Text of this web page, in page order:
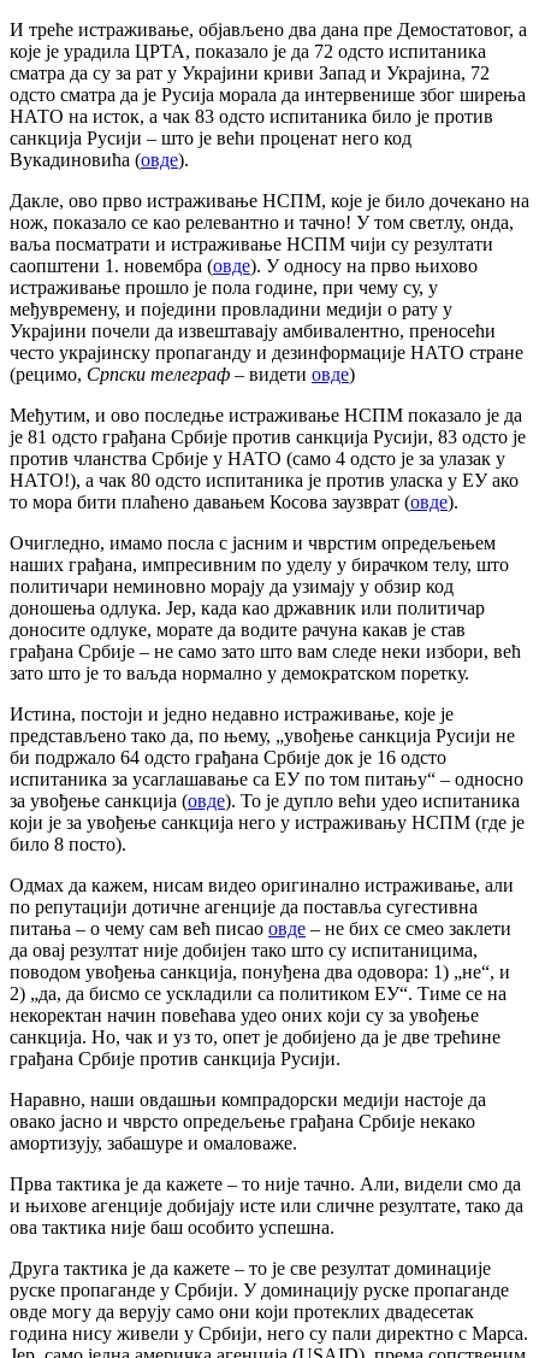
И треће истраживање, објављено два дана пре Демостатовог, а
које је урадила ЦРТА, показало је да 72 одсто испитаника
сматра да су за рат у Украјини криви Запад и Украјина, 72
одсто сматра да је Русија морала да интервенише због ширења
НАТО на исток, а чак 83 одсто испитаника било је против
санкција Русији – што је већи проценат него код
Вукадиновића (овде).
Дакле, ово прво истраживање НСПМ, које је било дочекано на
нож, показало се као релевантно и тачно! У том светлу, онда,
ваља посматрати и истраживање НСПМ чији су резултати
саопштени 1. новембра (овде). У односу на прво њихово
истраживање прошло је пола године, при чему су, у
међувремену, и поједини провладини медији о рату у
Украјини почели да извештавају амбивалентно, преносећи
често украјинску пропаганду и дезинформације НАТО стране
(рецимо, Српски телеграф – видети овде)
Међутим, и ово последње истраживање НСПМ показало је да
је 81 одсто грађана Србије против санкција Русији, 83 одсто је
против чланства Србије у НАТО (само 4 одсто је за улазак у
НАТО!), а чак 80 одсто испитаника је против уласка у ЕУ ако
то мора бити плаћено давањем Косова заузврат (овде).
Очигледно, имамо посла с јасним и чврстим опредељењем
наших грађана, импресивним по уделу у бирачком телу, што
политичари неминовно морају да узимају у обзир код
доношења одлука. Јер, када као државник или политичар
доносите одлуке, морате да водите рачуна какав је став
грађана Србије – не само зато што вам следе неки избори, већ
зато што је то ваљда нормално у демократском поретку.
Истина, постоји и једно недавно истраживање, које је
представљено тако да, по њему, „увођење санкција Русији не
би подржало 64 одсто грађана Србије док је 16 одсто
испитаника за усаглашавање са ЕУ по том питању“ – односно
за увођење санкција (овде). То је дупло већи удео испитаника
који је за увођење санкција него у истраживању НСПМ (где је
било 8 посто).
Одмах да кажем, нисам видео оригинално истраживање, али
по репутацији дотичне агенције да поставља сугестивна
питања – о чему сам већ писао овде – не бих се смео заклети
да овај резултат није добијен тако што су испитаницима,
поводом увођења санкција, понуђена два одовора: 1) „не“, и
2) „да, да бисмо се ускладили са политиком ЕУ“. Тиме се на
некоректан начин повећава удео оних који су за увођење
санкција. Но, чак и уз то, опет је добијено да је две трећине
грађана Србије против санкција Русији.
Наравно, наши овдашњи компрадорски медији настоје да
овако јасно и чврсто опредељење грађана Србије некако
амортизују, забашуре и омаловаже.
Прва тактика је да кажете – то није тачно. Али, видели смо да
и њихове агенције добијају исте или сличне резултате, тако да
ова тактика није баш особито успешна.
Друга тактика је да кажете – то је све резултат доминације
руске пропаганде у Србији. У доминацију руске пропаганде
овде могу да верују само они који протеклих двадесетак
година нису живели у Србији, него су пали директно с Марса.